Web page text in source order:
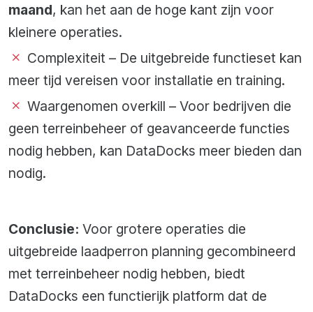
maand, kan het aan de hoge kant zijn voor
kleinere operaties.
Complexiteit – De uitgebreide functieset kan
meer tijd vereisen voor installatie en training.
Waargenomen overkill – Voor bedrijven die
geen terreinbeheer of geavanceerde functies
nodig hebben, kan DataDocks meer bieden dan
nodig.
Conclusie: Voor grotere operaties die
uitgebreide laadperron planning gecombineerd
met terreinbeheer nodig hebben, biedt
DataDocks een functierijk platform dat de